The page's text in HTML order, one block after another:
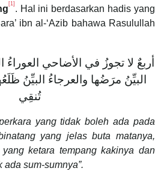
[1] . Hal ini berdasarkan hadis yang
ibn al-‘Azib bahawa Rasulullah
أربعٌ لا تجوزُ في الأضاحي العوراءُ
البيِّنُ مرَضُها والعرجاءُ البيِّنُ
تُنقِي
yang tidak boleh ada pada
yang jelas buta matanya,
ketara tempang kakinya dan
sum-sumnya”.